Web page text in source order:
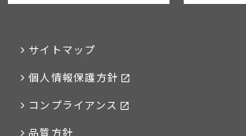
サイトマップ
個人情報保護方針
コンプライアンス
品質方針